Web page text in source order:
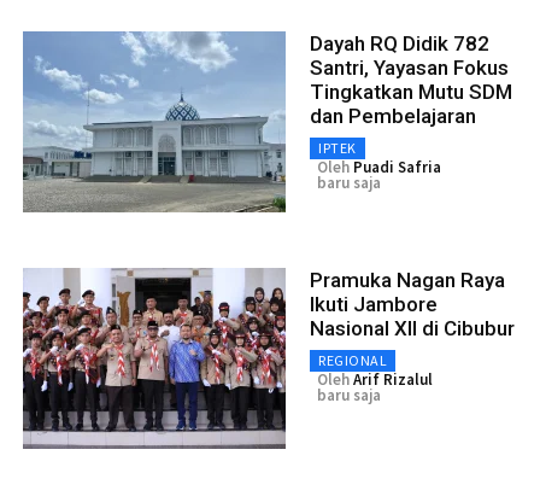
Dayah RQ Didik 782
Santri, Yayasan Fokus
Tingkatkan Mutu SDM
dan Pembelajaran
IPTEK
Oleh Puadi Safria
baru saja
Pramuka Nagan Raya
Ikuti Jambore
Nasional XII di Cibubur
REGIONAL
OlehArif Rizalul
baru saja